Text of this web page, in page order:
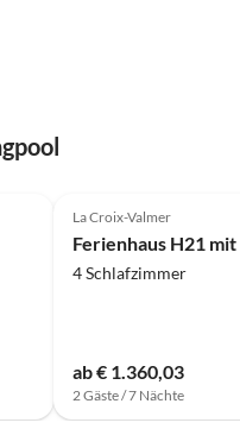
La Croix-Valmer
4 Schlafzimmer
ab € 1.360,03
2 Gäste / 7 Nächte